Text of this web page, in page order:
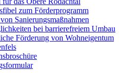
zum Förderprogramm
Sanierungsmaßnahmen
bei barrierefreiem Umbau
Förderung von Wohneigentum